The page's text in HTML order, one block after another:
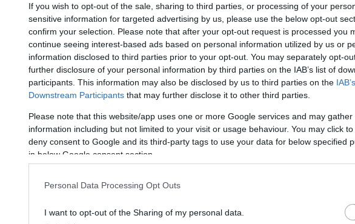
If you wish to opt-out of the sale, sharing to third parties, or processing of your
sensitive information for targeted advertising by us, please use the below opt-out
confirm your selection. Please note that after your opt-out request is processed you
continue seeing interest-based ads based on personal information utilized by us or
information disclosed to third parties prior to your opt-out. You may separately opt-
further disclosure of your personal information by third parties on the IAB’s list of
participants. This information may also be disclosed by us to third parties on the
Downstream Participants that may further disclose it to other third parties.
Please note that this website/app uses one or more Google services and may
information including but not limited to your visit or usage behaviour. You may click
deny consent to Google and its third-party tags to use your data for below specified
in below Google consent section.
Personal Data Processing Opt Outs
I want to opt-out of the Sharing of my personal data.
τη
των
Νέα εποχή για τον Καθεδρικό της Αγίας Τριάδας
τιμόνι
31/07/2026 - 12:09πμ